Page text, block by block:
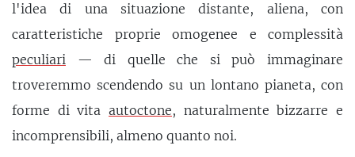
l'idea di una situazione distante, aliena, con
caratteristiche proprie omogenee e complessità
peculiari — di quelle che si può immaginare
troveremmo scendendo su un lontano pianeta, con
forme di vita autoctone, naturalmente bizzarre e
incomprensibili, almeno quanto noi.